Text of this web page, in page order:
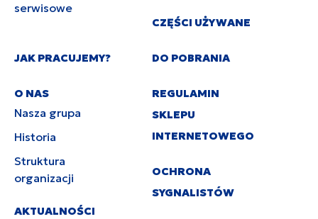
serwisowe
CZĘŚCI UŻYWANE
JAK PRACUJEMY?
O NAS
Nasza grupa
Historia
Struktura
organizacji
AKTUALNOŚCI
DO POBRANIA
REGULAMIN
SKLEPU
INTERNETOWEGO
OCHRONA
SYGNALISTÓW